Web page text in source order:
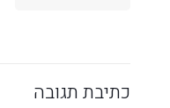
כתיבת תגובה